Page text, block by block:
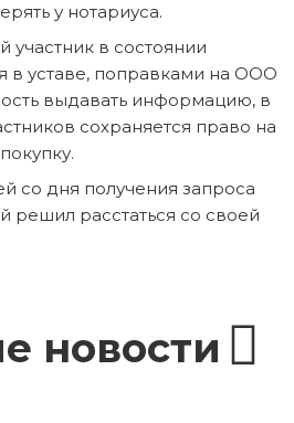
у нотариуса.
участник в состоянии
в уставе, поправками на ООО
выдавать информацию, в
сохраняется право на
со дня получения запроса
решил расстаться со своей
новости